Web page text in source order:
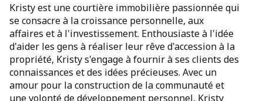
Kristy est une courtière immobilière passionnée qui
se consacre à la croissance personnelle, aux
affaires et à l'investissement. Enthousiaste à l'idée
d'aider les gens à réaliser leur rêve d'accession à la
propriété, Kristy s'engage à fournir à ses clients des
connaissances et des idées précieuses. Avec un
amour pour la construction de la communauté et
une volonté de développement personnel, Kristy